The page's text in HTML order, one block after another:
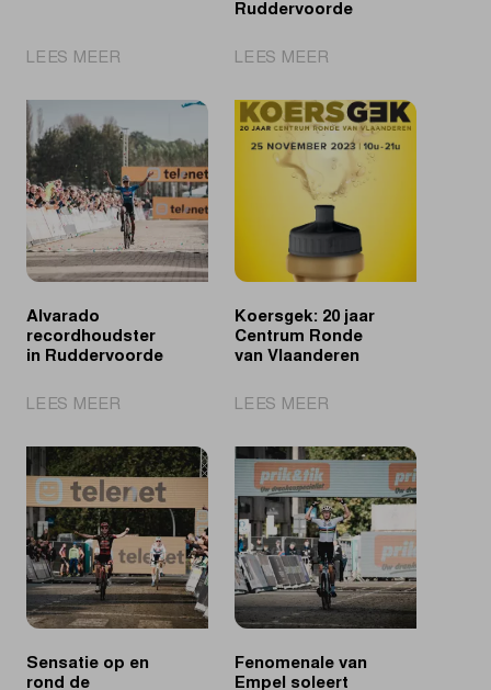
LEES MEER
van
Empel
demonstreert
in
Maasmechelen
Ruddervoorde
LEES MEER
met
vierde
opeenvolgende
zege
in
Ruddervoorde
Alvarado
recordhoudster
in Ruddervoorde
LEES MEER
recordhoudster
in
Ruddervoorde
Koersgek: 20 jaar
Centrum Ronde
van Vlaanderen
LEES MEER
20
Centrum
Ronde
van
Vlaanderen
Sensatie op en
rond de
Fenomenale van
Empel soleert